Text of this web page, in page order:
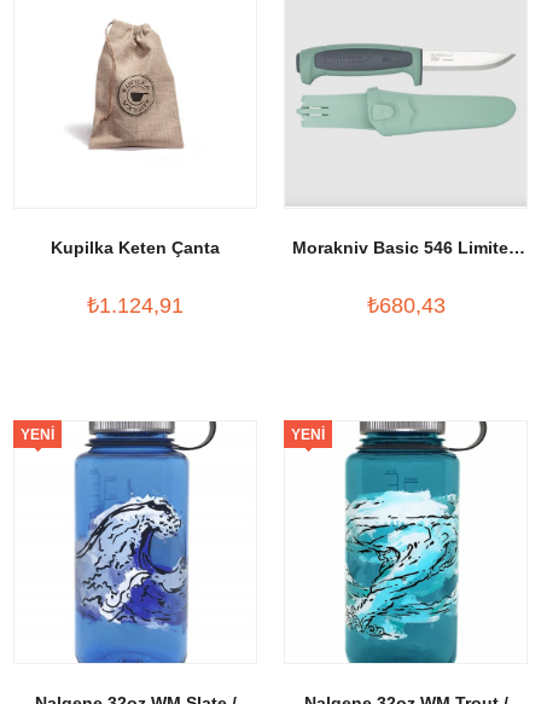
Kupilka Keten Çanta
₺1.124,91
Morakniv Basic 546 Limited
₺680,43
YENI
YENI